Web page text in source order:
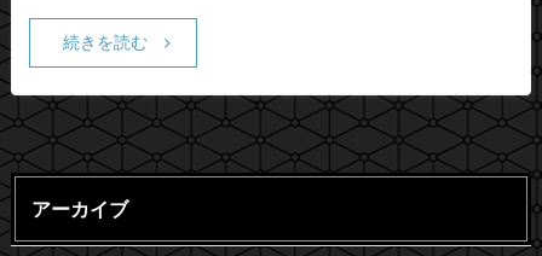
続きを読む
アーカイブ